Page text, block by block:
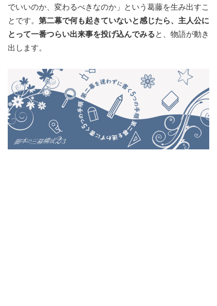
でいいのか、変わるべきなのか」という葛藤を生み出すこ
とです。 第二幕で何も起きていないと感じたら、主人公に
とって一番つらい出来事を投げ込んでみると、物語が動き
出します。